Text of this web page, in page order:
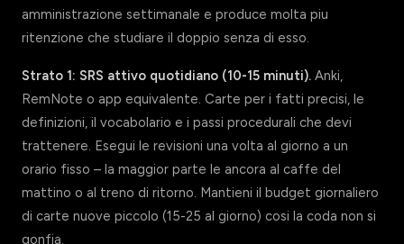
amministrazione settimanale e produce molta piu
ritenzione che studiare il doppio senza di esso.
Strato 1: SRS attivo quotidiano (10-15 minuti). Anki,
RemNote o app equivalente. Carte per i fatti precisi, le
definizioni, il vocabolario e i passi procedurali che devi
trattenere. Esegui le revisioni una volta al giorno a un
orario fisso – la maggior parte le ancora al caffe del
mattino o al treno di ritorno. Mantieni il budget giornaliero
di carte nuove piccolo (15-25 al giorno) cosi la coda non si
gonfia.